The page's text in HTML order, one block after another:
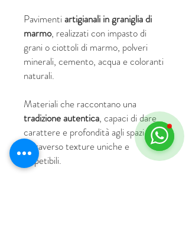
Pavimentiartigianali in graniglia di
marmo, realizzati con impasto di
grani o ciottoli di marmo, polveri
minerali, cemento, acqua e coloranti
naturali.
Materiali che raccontano una
tradizione autentica, capaci di dare
carattere e profondità agli spazi
attraverso texture uniche e
irripetibili.